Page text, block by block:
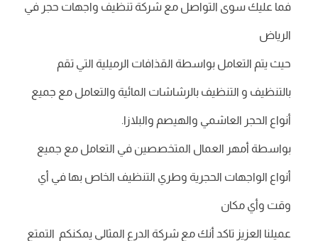
فما عليك سوى التواصل مع شركة تنظيف واجهات حجر في
الرياض
حيث يتم التعامل بواسطة القذافات الرميلية التي تقم
بالتنظيف و التنظيف بالرشاشات المائية والتعامل مع جميع
أنواع الحجر العاشمي والهيصم والبلازا.
بواسطة أمهر العمال المتخصصين في التعامل مع جميع
أنواع الواجهات الحجرية وطري التنظيف الخاص بها في أي
وقت وأي مكان
عميلنا العزيز تاكد أنك مع شركة الدرع المثالي يمكنكم التمتع